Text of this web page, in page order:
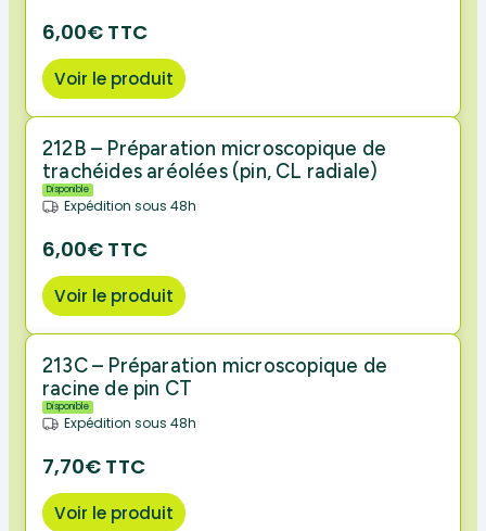
6,00€ TTC
Voir le produit
212B – Préparation microscopique de
trachéides aréolées (pin, CL radiale)
Disponible
Expédition sous 48h
6,00€ TTC
Voir le produit
213C – Préparation microscopique de
racine de pin CT
Disponible
Expédition sous 48h
7,70€ TTC
Voir le produit